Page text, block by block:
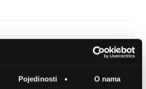
Pojedinosti O nama
SPREMITE NA LISTU ŽELJA